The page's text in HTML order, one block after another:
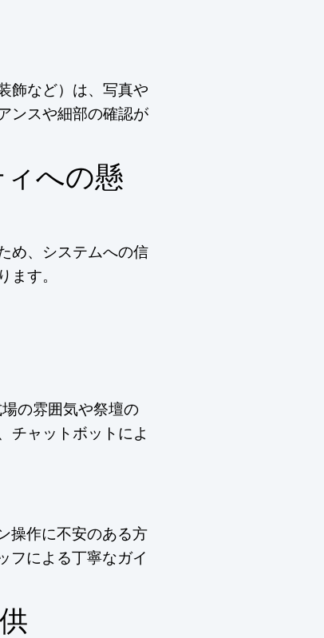
飾など）は、写真や
ンスや細部の確認が
への懸
め、システムへの信
す。
の雰囲気や祭壇の
チャットボットによ
操作に不安のある方
フによる丁寧なガイ